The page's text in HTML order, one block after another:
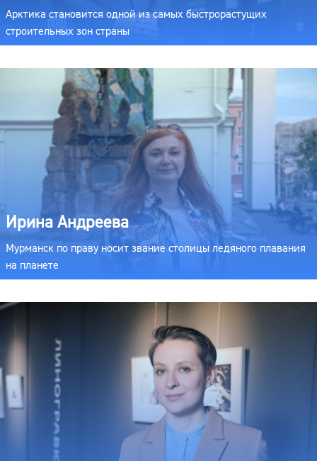
Арктика становится одной из самых быстрорастущих
строительных зон страны
Ирина Андреева
Мурманск по праву носит звание столицы ледяного плавания
на планете